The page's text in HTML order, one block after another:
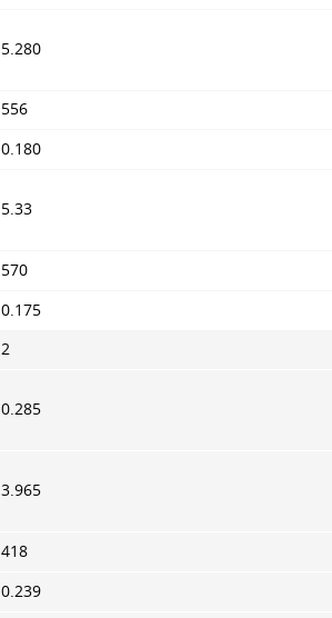
5.280
556
0.180
5.33
570
0.175
2
0.285
3.965
418
0.239